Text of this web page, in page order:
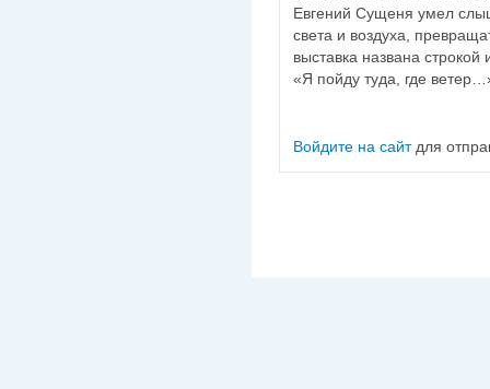
Евгений Сущеня умел
света и воздуха,
выставка названа строкой
«Я пойду туда, где
Войдите на сайтдля